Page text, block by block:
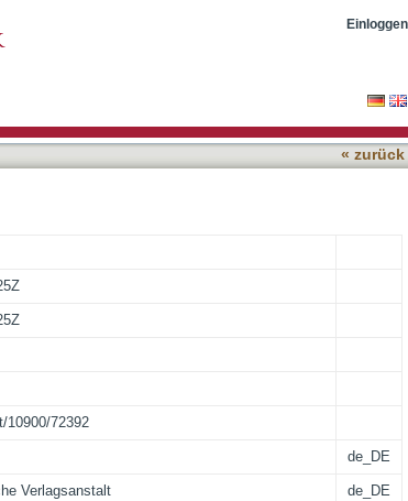
Bd. 5: Pr – Sy; Bd. 6: Ta – ZEinloggen
« zurück
10900/72392
de_DE
Verlagsanstalt de_DE